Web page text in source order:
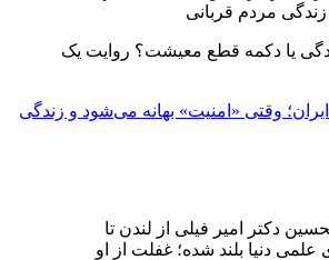
زندگی یا دکمه قطع معیشت؟ روایت یک
وقتی «امنیت» بهانه می‌شود و زندگی